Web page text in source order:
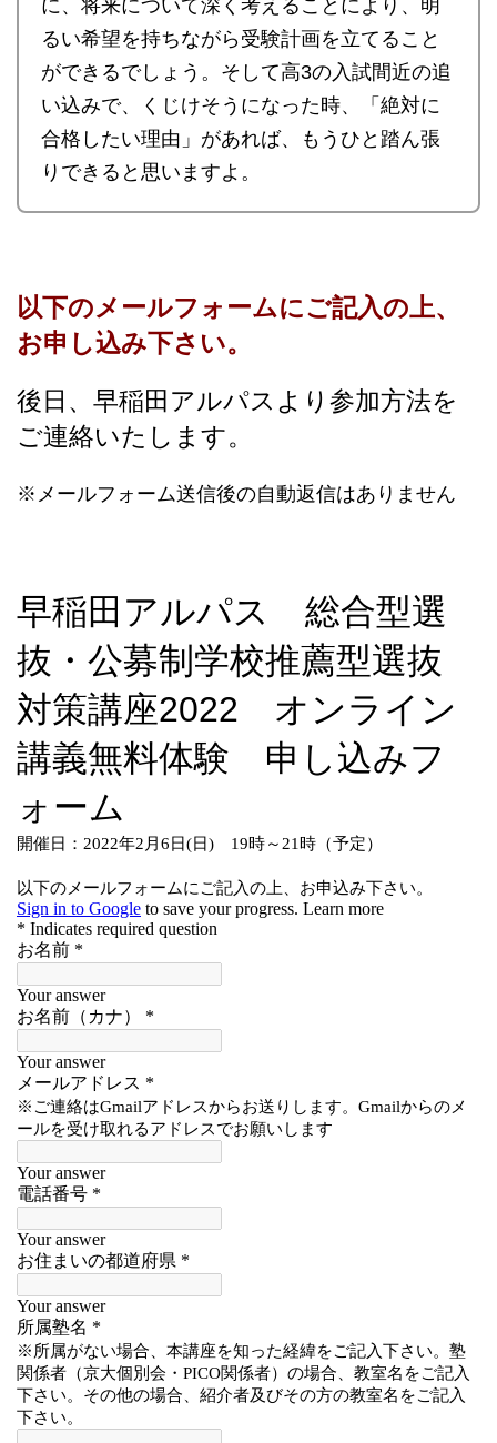
に、将来について深く考えることにより、明
るい希望を持ちながら受験計画を立てること
ができるでしょう。そして高3の入試間近の追
い込みで、くじけそうになった時、「絶対に
合格したい理由」があれば、もうひと踏ん張
りできると思いますよ。
以下のメールフォームにご記入の上、
お申し込み下さい。
後日、早稲田アルパスより参加方法を
ご連絡いたします。
※メールフォーム送信後の自動返信はありません